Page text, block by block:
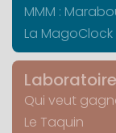
MMM :
La MagoClock
Laboratoire
Qui veut
Le Taquin